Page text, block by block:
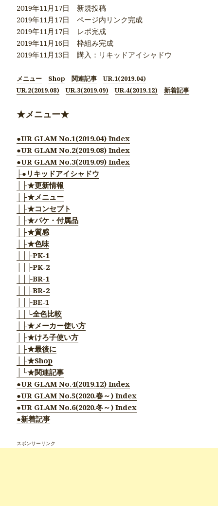
2019年11月17日 新規投稿
2019年11月17日 ページ内リンク完成
2019年11月17日 レポ完成
2019年11月16日 枠組み完成
2019年11月13日 購入：リキッドアイシャドウ
メニュー Shop 関連記事
UR.1(2019.04)
UR.2(2019.08)
UR.3(2019.09) UR.4(2019.12) 新着記事
★メニュー★
●UR GLAM No.1(2019.04) Index
●UR GLAM No.2(2019.08) Index
●UR GLAM No.3(2019.09) Index
├●リキッドアイシャドウ
│├★更新情報
│├★メニュー
│├★コンセプト
│├★パケ・付属品
│├★質感
│├★色味
││├PK-1
││├PK-2
││├BR-1
││├BR-2
││├BE-1
││└全色比較
│├★メーカー使い方
│├★けろ子使い方
│├★最後に
│├★Shop
│└★関連記事
●UR GLAM No.4(2019.12) Index
●UR GLAM No.5(2020.春～) Index
●UR GLAM No.6(2020.冬～) Index
●新着記事
スポンサーリンク